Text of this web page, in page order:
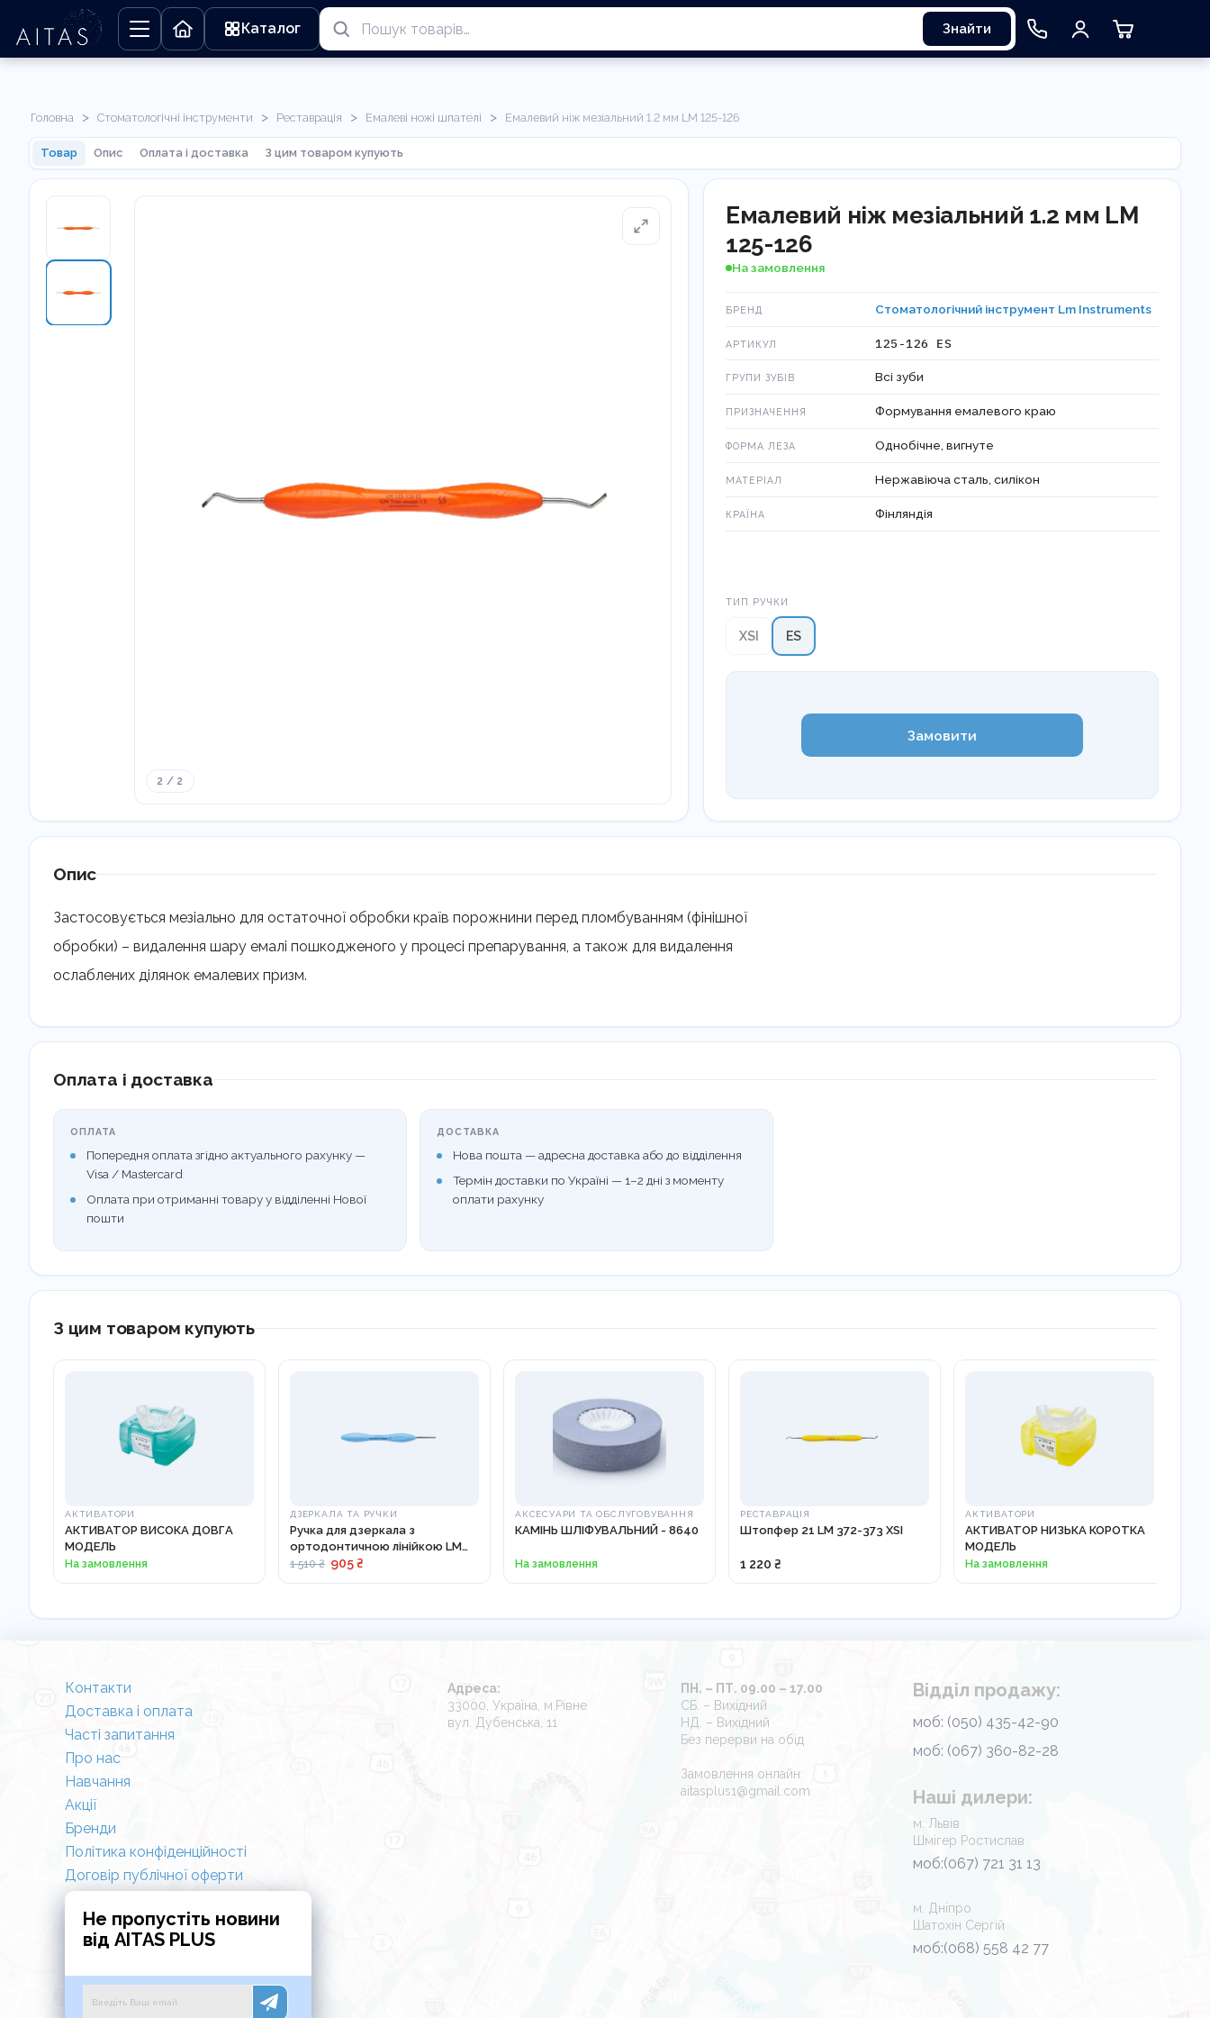
Каталог Знайти
Головна > Стоматологічні інструменти > Реставрація > Емалеві ножі шпателі > Емалевий ніж мезіальний 1.2 мм LM 125-126
Товар Опис Оплата і доставка З цим товаром купують
2 / 2
Емалевий ніж мезіальний 1.2 мм LM
125-126
На замовлення
БРЕНД Стоматологічний інструмент Lm Instruments
АРТИКУЛ 125-126 ES
ГРУПИ ЗУБІВ Всі зуби
ПРИЗНАЧЕННЯ Формування емалевого краю
ФОРМА ЛЕЗА Однобічне, вигнуте
МАТЕРІАЛ Нержавіюча сталь, силікон
КРАЇНА Фінляндія
ТИП РУЧКИ
XSI ES
Замовити
Опис
Застосовується мезіально для остаточної обробки країв порожнини перед пломбуванням (фінішної
обробки) – видалення шару емалі пошкодженого у процесі препарування, а також для видалення
ослаблених ділянок емалевих призм.
Оплата і доставка
ОПЛАТА
Попередня оплата згідно актуального рахунку —
Visa / Mastercard
Оплата при отриманні товару у відділенні Нової
пошти
ДОСТАВКА
Нова пошта — адресна доставка або до відділення
Термін доставки по Україні — 1–2 дні з моменту
оплати рахунку
З цим товаром купують
АКТИВАТОРИ
АКТИВАТОР ВИСОКА ДОВГА
МОДЕЛЬ
На замовлення
ДЗЕРКАЛА ТА РУЧКИ
Ручка для дзеркала з
ортодонтичною лінійкою LM
25-26 ES
1 510 ₴ 905 ₴
АКСЕСУАРИ ТА ОБСЛУГОВУВАННЯ
КАМІНЬ ШЛІФУВАЛЬНИЙ - 8640
На замовлення
РЕСТАВРАЦІЯ
Штопфер 21 LM 372-373 XSI
1 220 ₴
АКТИВАТОРИ
АКТИВАТОР НИЗЬКА КОРОТКА
МОДЕЛЬ
На замовлення
Контакти
Доставка і оплата
Часті запитання
Про нас
Навчання
Акції
Бренди
Політика конфіденційності
Договір публічної оферти
Не пропустіть новини
від AITAS PLUS
Адреса:
33000, Україна, м.Рівне
вул. Дубенська, 11
ПН. – ПТ. 09.00 – 17.00
СБ. – Вихідний
НД. – Вихідний
Без перерви на обід
Замовлення онлайн:
aitasplus1@gmail.com
Відділ продажу:
моб: (050) 435-42-90
моб: (067) 360-82-28
Наші дилери:
м. Львів
Шмігер Ростислав
моб:(067) 721 31 13
м. Дніпро
Шатохін Сергій
моб:(068) 558 42 77